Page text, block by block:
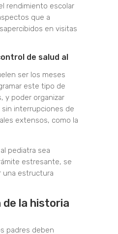
rendimiento escolar
que a
en visitas
de salud al
ser los meses
este tipo de
y poder organizar
interrupciones de
extensos, como la
pediatra sea
estresante, se
una estructura
la historia
padres deben